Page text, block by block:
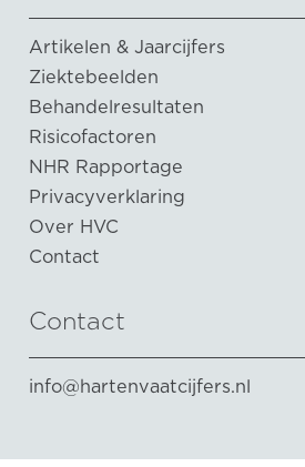
Artikelen & Jaarcijfers
Ziektebeelden
Behandelresultaten
Risicofactoren
NHR Rapportage
Privacyverklaring
Over HVC
Contact
Contact
info@hartenvaatcijfers.nl